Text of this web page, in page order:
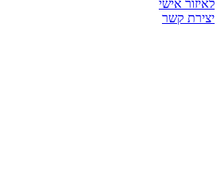
לאיזור אישי
יצירת קשר